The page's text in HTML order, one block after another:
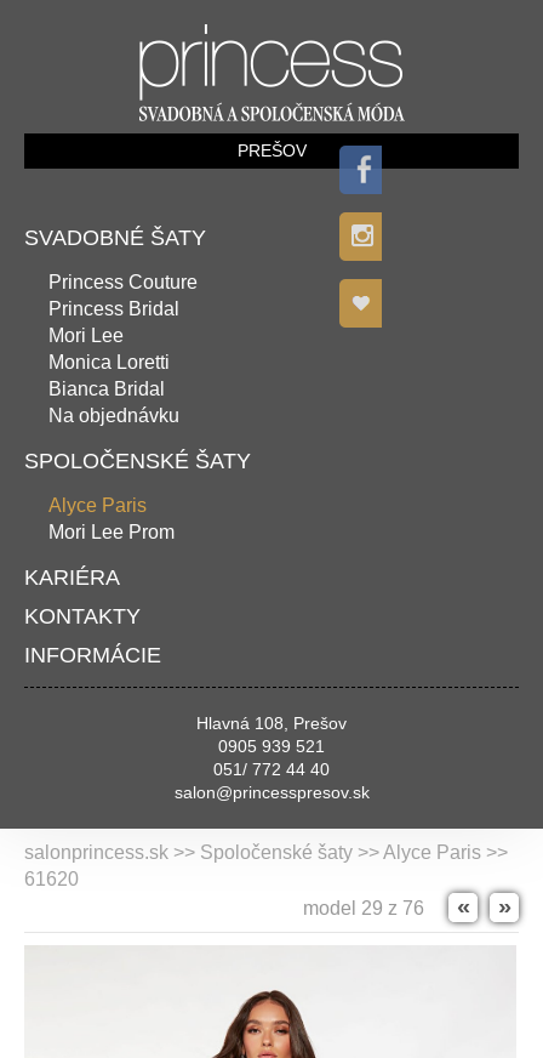
PREŠOV
SVADOBNÉ ŠATY
Princess Couture
Princess Bridal
Mori Lee
Monica Loretti
Bianca Bridal
Na objednávku
SPOLOČENSKÉ ŠATY
Alyce Paris
Mori Lee Prom
KARIÉRA
KONTAKTY
INFORMÁCIE
Hlavná 108, Prešov
0905 939 521
051/ 772 44 40
salon@princesspresov.sk
salonprincess.sk >> Spoločenské šaty >>Alyce Paris >>
61620
»
«
model 29 z 76